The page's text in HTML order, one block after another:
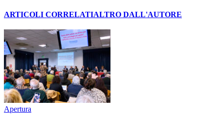
ARTICOLI CORRELATIALTRO DALL'AUTORE
Apertura